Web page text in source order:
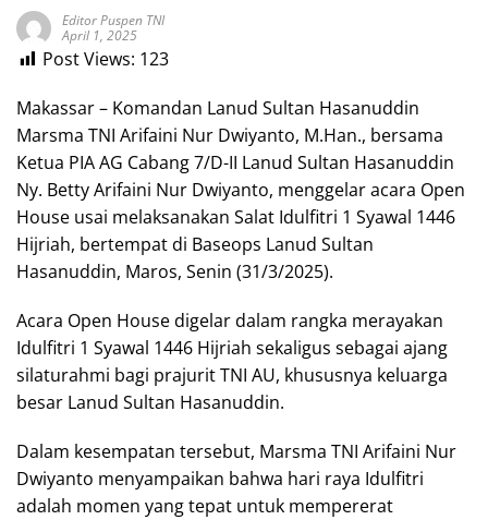
Editor Puspen TNI
April 1, 2025
Post Views: 123
Makassar – Komandan Lanud Sultan Hasanuddin
Marsma TNI Arifaini Nur Dwiyanto, M.Han., bersama
Ketua PIA AG Cabang 7/D-II Lanud Sultan Hasanuddin
Ny. Betty Arifaini Nur Dwiyanto, menggelar acara Open
House usai melaksanakan Salat Idulfitri 1 Syawal 1446
Hijriah, bertempat di Baseops Lanud Sultan
Hasanuddin, Maros, Senin (31/3/2025).
Acara Open House digelar dalam rangka merayakan
Idulfitri 1 Syawal 1446 Hijriah sekaligus sebagai ajang
silaturahmi bagi prajurit TNI AU, khususnya keluarga
besar Lanud Sultan Hasanuddin.
Dalam kesempatan tersebut, Marsma TNI Arifaini Nur
Dwiyanto menyampaikan bahwa hari raya Idulfitri
adalah momen yang tepat untuk mempererat